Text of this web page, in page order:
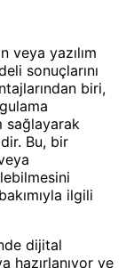
veya yazılım
sonuçlarını
biri,
sağlayarak
Bu, bir
ilgili
dijital
hazırlanıyor ve